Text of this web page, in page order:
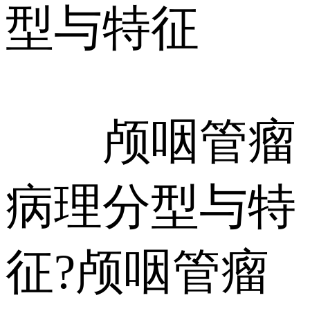
型与特征
颅咽管瘤
病理分型与特
征?颅咽管瘤